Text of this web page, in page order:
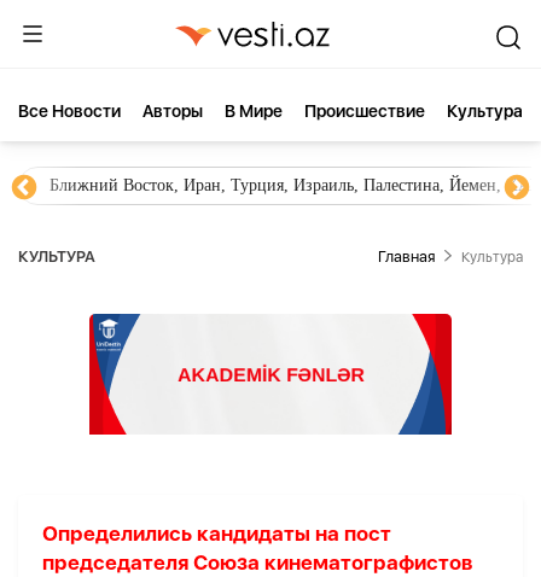
Все Новости Aвторы В Мире Происшествие Культура
Ближний Восток, Иран, Турция, Израиль, Палестина, Йемен,
КУЛЬТУРА Главная Культура
Определились кандидаты на пост
председателя Союза кинематографистов